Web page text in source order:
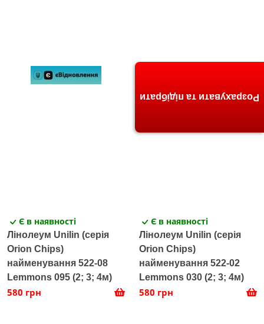
Є в наявності
Лінолеум Unilin (серія
Orion Chips)
найменування 522-08
Lemmons 095 (2; 3; 4м)
580 грн
Є в наявності
Лінолеум Unilin (серія
Orion Chips)
найменування 522-02
Lemmons 030 (2; 3; 4м)
580 грн
Розрахувати та підібрати